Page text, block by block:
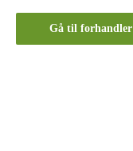
Gå til forhandler